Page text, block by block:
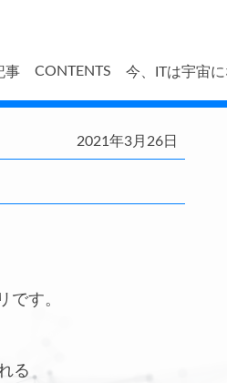
事 CONTENTS 今、ITは宇宙に
2021年3月26日
です。
る